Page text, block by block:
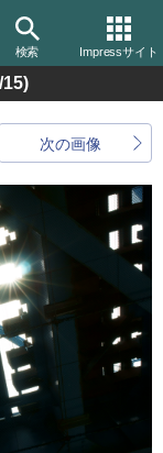
検索 Impressサイト
15)
次の画像